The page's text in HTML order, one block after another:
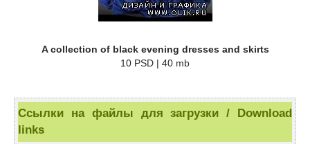
A collection of black evening dresses and skirts
10 PSD | 40 mb
Ссылки на файлы для загрузки / Download
links